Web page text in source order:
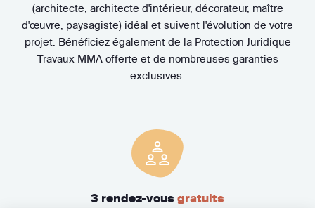
(architecte, architecte d'intérieur, décorateur, maître
d'œuvre, paysagiste) idéal et suivent l'évolution de votre
projet. Bénéficiez également de la Protection Juridique
Travaux MMA offerte et de nombreuses garanties
exclusives.
3 rendez-vous gratuits